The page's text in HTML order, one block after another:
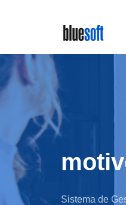
main
content
Sistema de